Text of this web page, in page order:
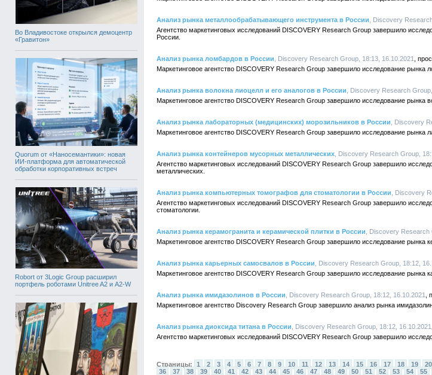
Во Владивостоке открылся демоцентр
«Гравитон»
Quorum от «Наносемантики»: новая
ИИ-платформа для автоматической
обработки корпоративных встреч
Robort от 3Logic Group расширил
портфель роботами Unitree A2 и A2-W
Анализ рынка металлообрабатывающего инструмента в России , Discovery
Агентство маркетинговых исследований DISCOVERY Research Group завершило
России.
Анализ рынка ломбардов в России , Discovery Research Group, 18:13, 16.10.2021
Маркетинговое агентство DISCOVERY Research Group завершило исследование рынка
Анализ рынка волокна лиоцелл и его аналогов в России , Discovery Research
Маркетинговое агентство DISCOVERY Research Group завершило исследование рынка
Анализ рынка лабораторных (медицинских) морозильников в России , Discovery
Маркетинговое агентство DISCOVERY Research Group завершило исследование рынка
Анализ рынка контейнеров мусорных металлических , Discovery Research Group,
Агентство маркетинговых исследований DISCOVERY Research Group завершило
металлических.
Анализ рынка компьютерных томографов для стоматологии в России , Discovery
Агентство маркетинговых исследований DISCOVERY Research Group завершило
стоматологии.
Анализ рынка керамогранита и керамической плитки в России , Discovery
Маркетинговое агентство DISCOVERY Research Group завершило исследование рынка
Анализ рынка карьерных самосвалов в России , Discovery Research Group, 18:12,
Маркетинговое агентство DISCOVERY Research Group завершило исследование рынка
Анализ рынка имидазолинов в России , Discovery Research Group, 18:12, 16.10.2021
Маркетинговое агентство Discovery Research Group завершило анализ рынка
Анализ рынка диоксида титана в России , Discovery Research Group, 18:12, 16.10.2021
Агентство маркетинговых исследований DISCOVERY Research Group завершило
Страницы: 1 2 3 4 5 6 7 8 9 10 11 12 13 14 15 16 17 18 19 20
36
37 38 39 40 41 42 43 44 45 46 47 48 49 50 51 52 53 54 55